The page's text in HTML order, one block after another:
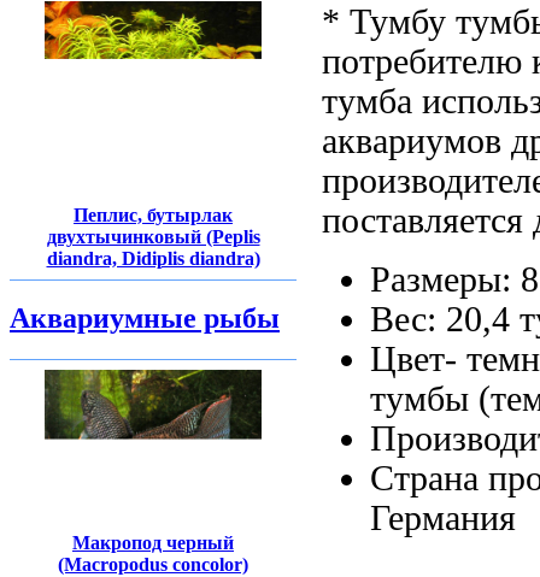
Пеплис, бутырлак
двухтычинковый (Peplis
diandra, Didiplis diandra)
Аквариумные рыбы
Макропод черный
(Macropodus concolor)
* Тумбу
потребителю
тумба
аквариумов
поставляется
Размеры:
Вес: 20,4
Цвет-
тумбы
Страна
Германия